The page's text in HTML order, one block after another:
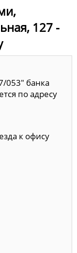
127 -
053" банка
по адресу
к офису